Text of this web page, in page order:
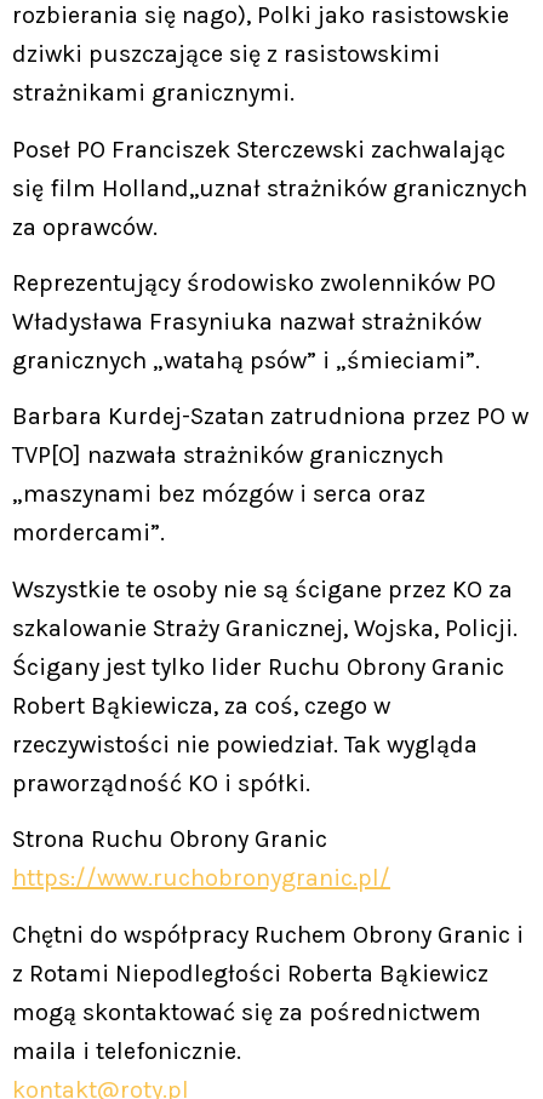
rozbierania się nago), Polki jako rasistowskie
dziwki puszczające się z rasistowskimi
strażnikami granicznymi.
Poseł PO Franciszek Sterczewski zachwalając
się film Holland,,uznał strażników granicznych
za oprawców.
Reprezentujący środowisko zwolenników PO
Władysława Frasyniuka nazwał strażników
granicznych „watahą psów” i „śmieciami”.
Barbara Kurdej-Szatan zatrudniona przez PO w
TVP[O] nazwała strażników granicznych
„maszynami bez mózgów i serca oraz
mordercami”.
Wszystkie te osoby nie są ścigane przez KO za
szkalowanie Straży Granicznej, Wojska, Policji.
Ścigany jest tylko lider Ruchu Obrony Granic
Robert Bąkiewicza, za coś, czego w
rzeczywistości nie powiedział. Tak wygląda
praworządność KO i spółki.
Strona Ruchu Obrony Granic
https://www.ruchobronygranic.pl/
Chętni do współpracy Ruchem Obrony Granic i
z Rotami Niepodległości Roberta Bąkiewicz
mogą skontaktować się za pośrednictwem
maila i telefonicznie.
kontakt@roty.pl